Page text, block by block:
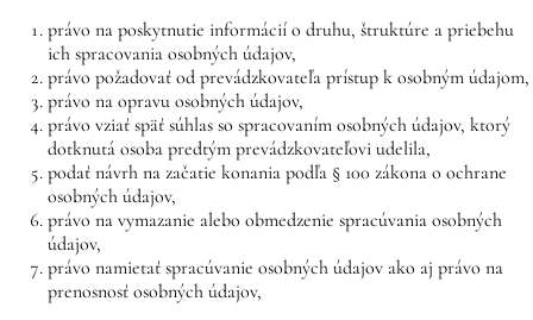
právo na poskytnutie informácií o druhu, štruktúre a priebehu
ich spracovania osobných údajov,
právo požadovať od prevádzkovateľa prístup k osobným údajom,
právo na opravu osobných údajov,
právo vziať späť súhlas so spracovaním osobných údajov, ktorý
dotknutá osoba predtým prevádzkovateľovi udelila,
podať návrh na začatie konania podľa § 100 zákona o ochrane
osobných údajov,
právo na vymazanie alebo obmedzenie spracúvania osobných
údajov,
právo namietať spracúvanie osobných údajov ako aj právo na
prenosnosť osobných údajov,